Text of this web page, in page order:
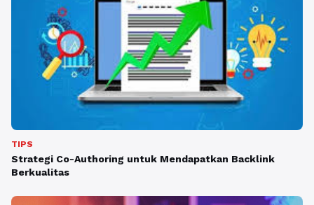
TIPS
Strategi Co-Authoring untuk Mendapatkan Backlink
Berkualitas